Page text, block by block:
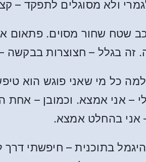
ולא מסוגלים לתפקד –
שטח שחור מסוים. פתאום
זה בגלל – חצוצרות
כל מי שאני פוגש הוא
– אני אמצא. וכמובן –
אני בהחלט אמצא.
בתוכנית – חיפשתי דרך